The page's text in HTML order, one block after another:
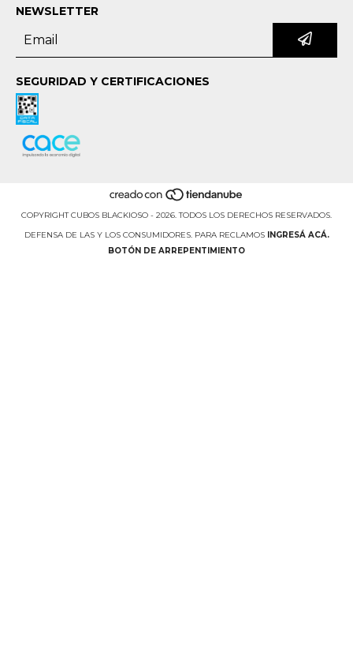
NEWSLETTER
SEGURIDAD Y CERTIFICACIONES
COPYRIGHT CUBOS BLACKIOSO - 2026. TODOS LOS DERECHOS RESERVADOS.
DEFENSA DE LAS Y LOS CONSUMIDORES. PARA RECLAMOS
INGRESÁ ACÁ.
BOTÓN DE ARREPENTIMIENTO